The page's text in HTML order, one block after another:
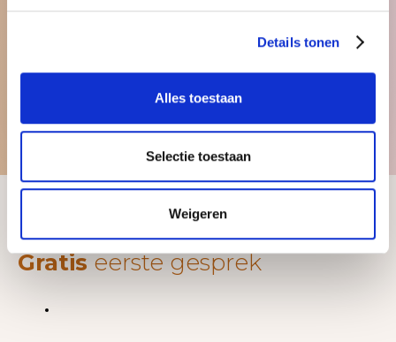
Details tonen
Alles toestaan
Selectie toestaan
Weigeren
All-in-prijs: je weet direct waar je aan toe
Gratiseerste gesprek